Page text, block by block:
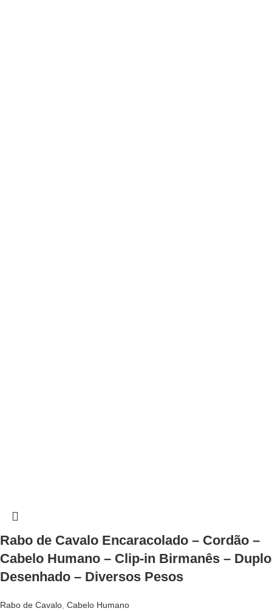
Rabo de Cavalo Encaracolado – Cordão –
Cabelo Humano – Clip-in Birmanês – Duplo
Desenhado – Diversos Pesos
Rabo de Cavalo, Cabelo Humano